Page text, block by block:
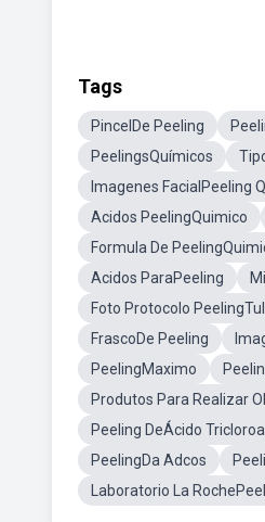
Tags
PincelDe Peeling
PeelingsQuímicos
Imagenes FacialPeeling
Acidos PeelingQuimico
Formula De
Acidos ParaPeeling
Foto Protocolo
FrascoDe Peeling
PeelingMaximo
Produtos Para Realizar
Peeling DeÁcido
PeelingDa Adcos
Laboratorio La